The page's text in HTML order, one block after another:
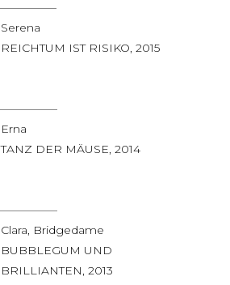
Serena
REICHTUM IST RISIKO, 2015
Erna
TANZ DER MÄUSE, 2014
Clara, Bridgedame
BUBBLEGUM UND
BRILLIANTEN, 2013